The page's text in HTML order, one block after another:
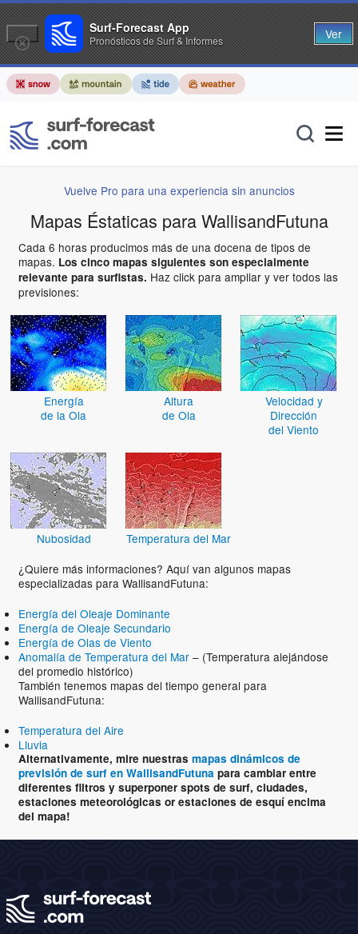
Vuelve Pro para una experiencia sin anuncios
Mapas Éstaticas para WallisandFutuna
Cada 6 horas producimos más de una docena de tipos de
mapas. Los cinco mapas siguientes son especialmente
relevante para surfistas. Haz click para ampliar y ver todos las
previsiones:
Energía
de la Ola
Altura
de Ola
Velocidad y
Dirección
del Viento
Nubosidad
Temperatura del Mar
¿Quiere más informaciones? Aquí van algunos mapas
especializadas para WallisandFutuna:
Energía del Oleaje Dominante
Energía de Oleaje Secundario
Energía de Olas de Viento
Anomalía de Temperatura del Mar – (Temperatura alejándose
del promedio histórico)
También tenemos mapas del tiempo general para
WallisandFutuna:
Temperatura del Aire
Lluvia
Alternativamente, mire nuestras mapas dinámicos de
previsión de surf en WallisandFutuna para cambiar entre
diferentes filtros y superponer spots de surf, ciudades,
estaciones meteorológicas or estaciones de esquí encima
del mapa!
Surf-Forecast App
Pronósticos de Surf & Informes Ver